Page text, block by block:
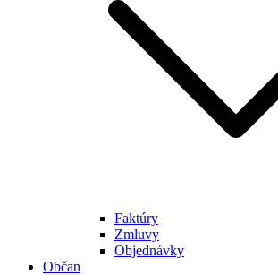
Faktúry
Zmluvy
Objednávky
Občan